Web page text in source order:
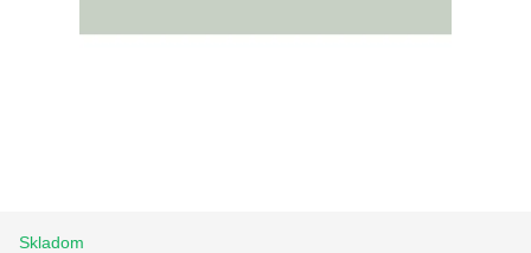
Skladom